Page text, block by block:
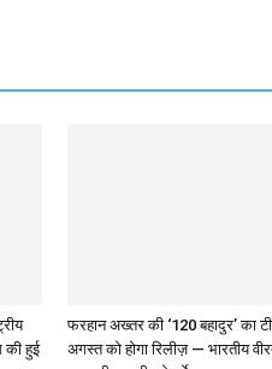
की हुई
फरहान अख्तर की ‘120 बहादुर’ का
अगस्त को होगा रिलीज़ — भारतीय